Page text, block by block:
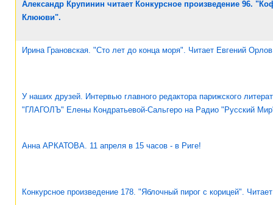
Александр Крупинин читает Конкурсное произведение 96.
Клююви".
Ирина Грановская. "Сто лет до конца моря". Читает Евгений Орлов
У наших друзей. Интервью главного редактора парижского
"ГЛАГОЛЪ" Елены Кондратьевой-Сальгеро на Радио "Русский
Анна АРКАТОВА. 11 апреля в 15 часов - в Риге!
Конкурсное произведение 178. "Яблочный пирог с корицей".